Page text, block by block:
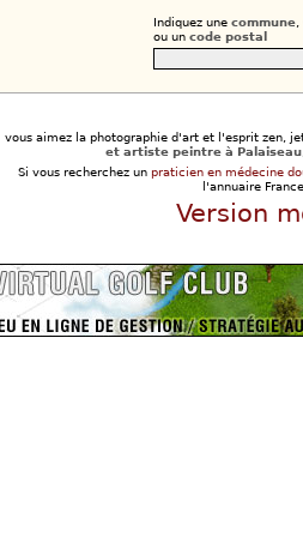
Indiquez une commune
ou un code postal
vous aimez la photographie d'art et l'esprit zen,
et artiste peintre à Palaiseau
Si vous recherchez un praticien en médecine
l'annuaire
Version